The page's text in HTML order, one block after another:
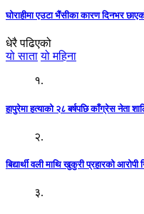
घोराहीमा एउटा भैंसीका कारण दिनभर
धेरै पढिएको
यो साता यो महिना
१.
हापुरेमा हत्याको २८ बर्षपछि काँग्रेस नेता
२.
बिद्यार्थी वली माथि खुकुरी प्रहारको आरोपी
३.